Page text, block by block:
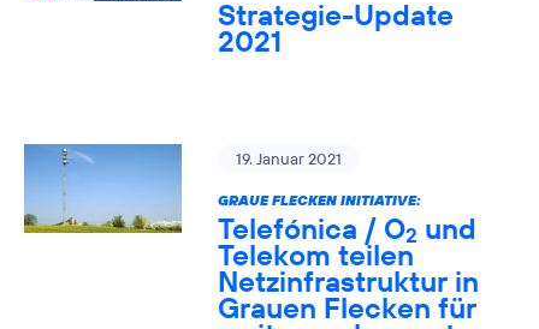
Strategie-Update
2021
19. Januar 2021
GRAUE FLECKEN INITIATIVE:
Telefónica / O2 und
Telekom teilen
Netzinfrastruktur in
Grauen Flecken für